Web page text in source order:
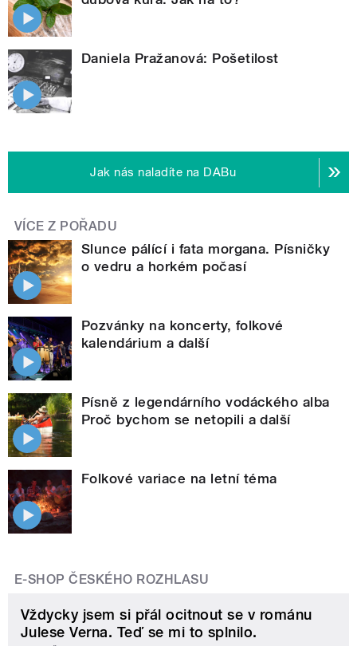
Daniela Pražanová: Pošetilost
Jak nás naladíte na DABu
VÍCE Z POŘADU
Slunce pálící i fata morgana. Písničky
o vedru a horkém počasí
Pozvánky na koncerty, folkové
kalendárium a další
Písně z legendárního vodáckého alba
Proč bychom se netopili a další
Folkové variace na letní téma
E-SHOP ČESKÉHO ROZHLASU
Vždycky jsem si přál ocitnout se v románu
Julese Verna. Teď se mi to splnilo.